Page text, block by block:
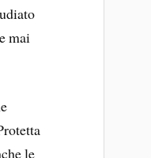
mai
le